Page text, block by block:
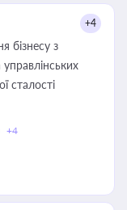
+4
бізнесу з
сталості
+4